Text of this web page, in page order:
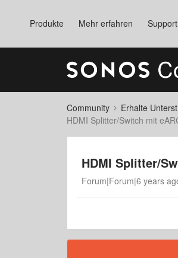
Produkte Mehr erfahren Support
Community Erhalte
HDMI Splitter/Switch mit
HDMI Splitter/
Forum|Forum|6 years